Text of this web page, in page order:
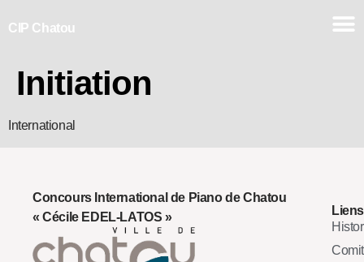
CIP Chatou
Initiation
International
Concours International de Piano de Chatou
« Cécile EDEL-LATOS »